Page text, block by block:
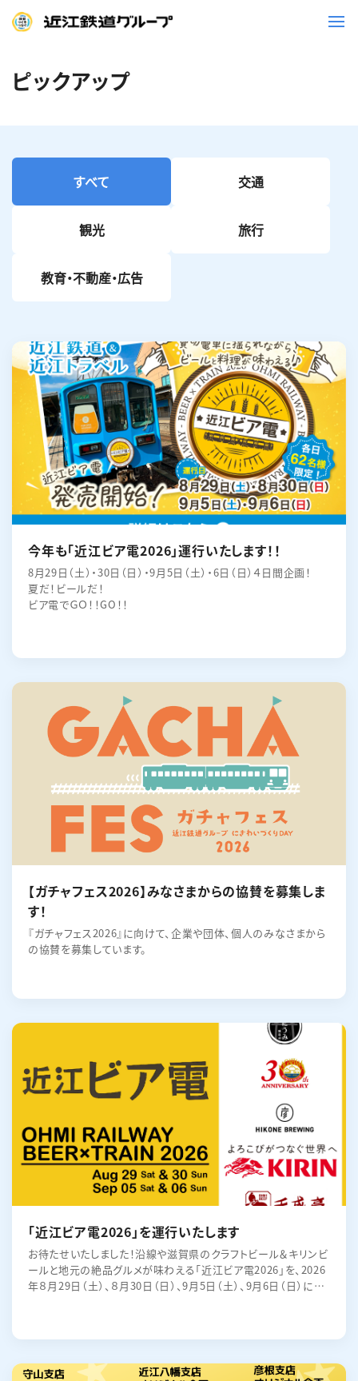
鉄道
観光・イベント情報
ニュースリリース
English 簡体中文 繁体中文 한국어
ピックアップ
すべて 交通
観光 旅行
教育・不動産・広告
今年も「近江ビア電2026」運行いたします！！
8月29日（土）・30日（日）・9月5日（土）・6日（日）４日間企画！
夏だ！ビールだ！
ビア電でＧＯ！！GO！！
【ガチャフェス2026】みなさまからの協賛を募集しま
す！
『ガチャフェス2026』に向けて、企業や団体、個人のみなさまから
の協賛を募集しています。
「近江ビア電2026」を運行いたします
お待たせいたしました！沿線や滋賀県のクラフトビール＆キリンビ
ールと地元の絶品グルメが味わえる「近江ビア電2026」を、2026
年８月29日（土）、８月30日（日）、9月5日（土）、9月6日（日）に運